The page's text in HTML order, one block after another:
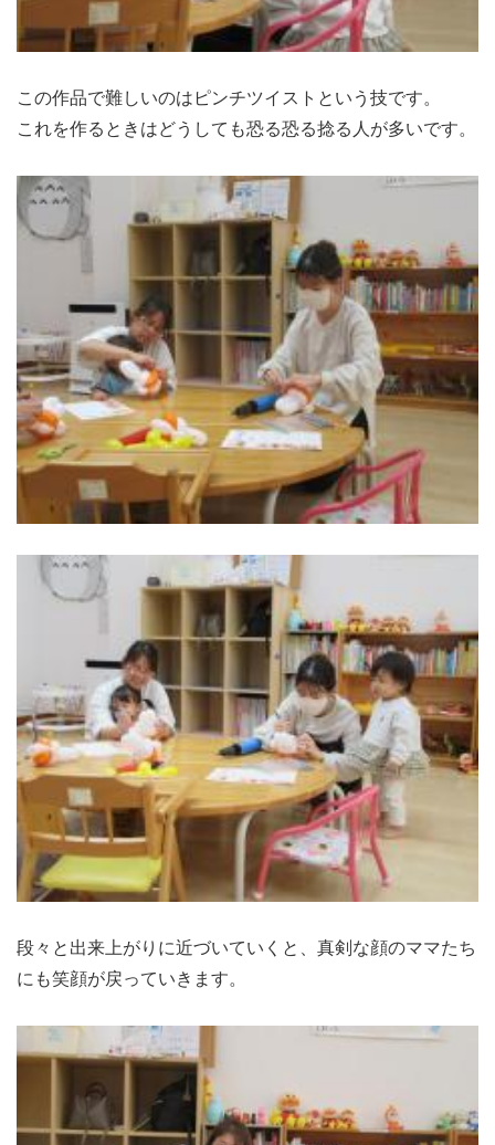
この作品で難しいのはピンチツイストという技です。
これを作るときはどうしても恐る恐る捻る人が多いです。
段々と出来上がりに近づいていくと、真剣な顔のママたち
にも笑顔が戻っていきます。